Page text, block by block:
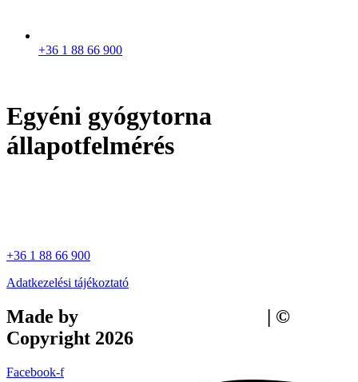
+36 1 88 66 900
Egyéni gyógytorna
állapotfelmérés
+36 1 88 66 900
Adatkezelési tájékoztató
Made by
| ©
Copyright 2026
Facebook-f